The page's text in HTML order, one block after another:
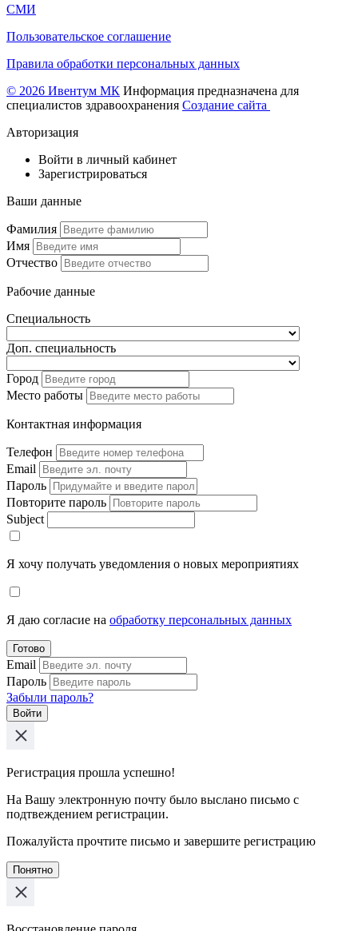
СМИ
Пользовательское соглашение
Правила обработки персональных данных
© 2026 Ивентум МК Информация предназначена для
специалистов здравоохранения Создание сайта
Авторизация
Войти в личный кабинет
Зарегистрироваться
Ваши данные
Фамилия
Имя
Отчество
Рабочие данные
Специальность
Доп. специальность
Город
Место работы
Контактная информация
Телефон
Email
Пароль
Повторите пароль
Subject
Я хочу получать уведомления о новых мероприятиях
Я даю согласие на обработку персональных данных
Готово
Email
Пароль
Забыли пароль?
Войти
Регистрация прошла успешно!
На Вашу электронную почту было выслано письмо с
подтвеждением регистрации.
Пожалуйста прочтите письмо и завершите регистрацию
Понятно